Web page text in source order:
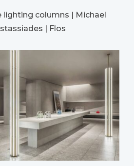
columns | Michael
| Flos